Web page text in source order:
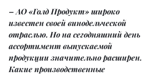
– АО «Голд Продукт» широко
известен своей винодельческой
отраслью. Но на сегодняшний день
ассортимент выпускаемой
продукции значительно расширен.
Какие производственные